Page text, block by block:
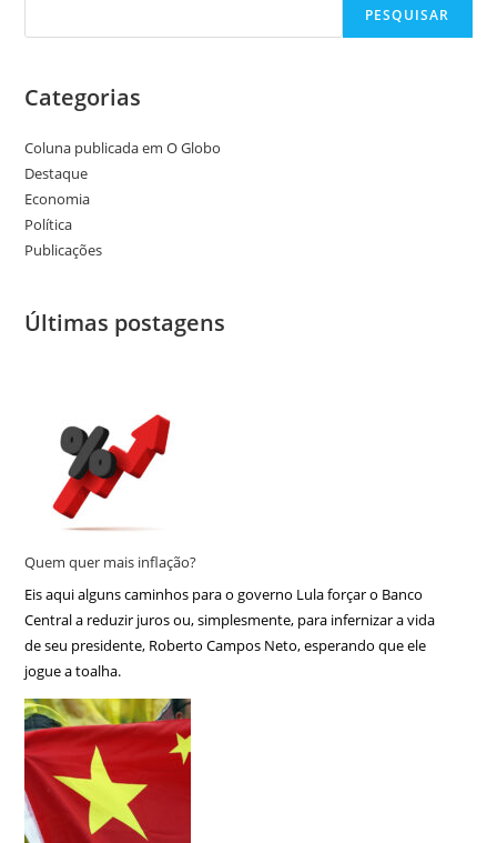
PESQUISAR
Categorias
Coluna publicada em O Globo
Destaque
Economia
Política
Publicações
Últimas postagens
Quem quer mais inflação?
Eis aqui alguns caminhos para o governo Lula forçar o Banco
Central a reduzir juros ou, simplesmente, para infernizar a vida
de seu presidente, Roberto Campos Neto, esperando que ele
jogue a toalha.